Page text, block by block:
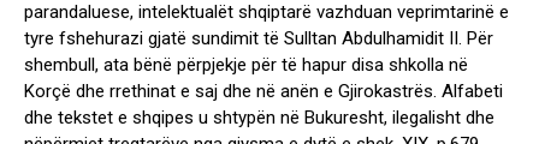
parandaluese, intelektualët shqiptarë vazhduan veprimtarinë e
tyre fshehurazi gjatë sundimit të Sulltan Abdulhamidit II. Për
shembull, ata bënë përpjekje për të hapur disa shkolla në
Korçë dhe rrethinat e saj dhe në anën e Gjirokastrës. Alfabeti
dhe tekstet e shqipes u shtypën në Bukuresht, ilegalisht dhe